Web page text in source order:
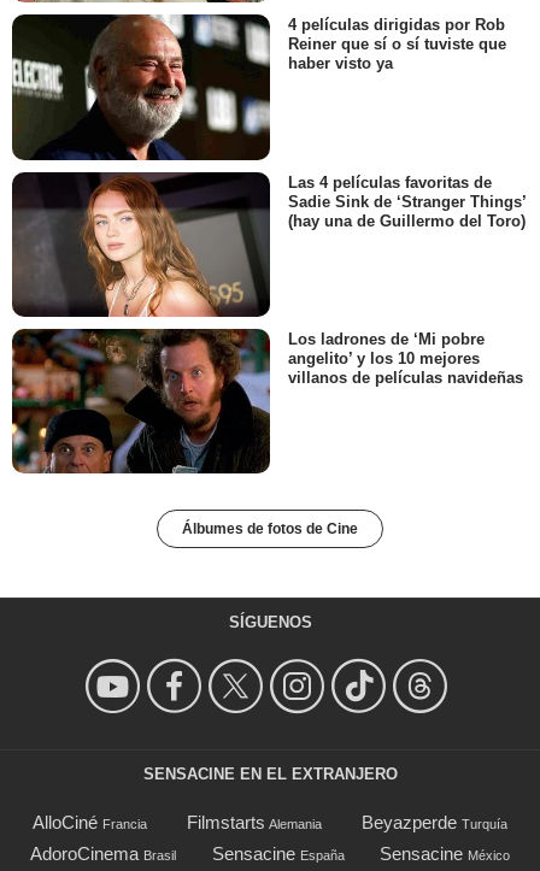
4 películas dirigidas por Rob
Reiner que sí o sí tuviste que
haber visto ya
Las 4 películas favoritas de
Sadie Sink de ‘Stranger Things’
(hay una de Guillermo del Toro)
Los ladrones de ‘Mi pobre
angelito’ y los 10 mejores
villanos de películas navideñas
Álbumes de fotos de Cine
SÍGUENOS
SENSACINE EN EL EXTRANJERO
AlloCiné Francia Filmstarts Alemania Beyazperde Turquía
AdoroCinema Brasil Sensacine España Sensacine México